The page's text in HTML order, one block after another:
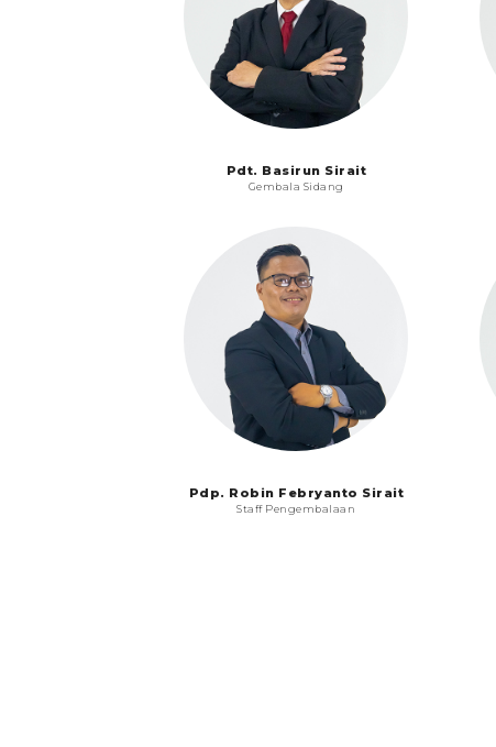
Pdt. Basirun Sirait
Gembala Sidang
Pdp. Robin Febryanto Sirait
Staff Pengembalaan